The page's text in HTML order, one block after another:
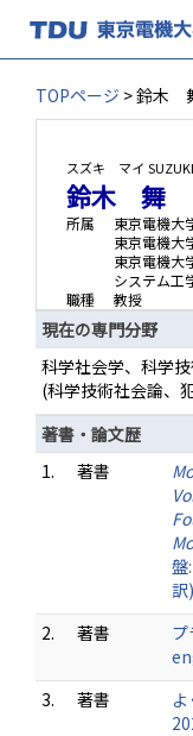
TOPページ > 鈴木
スズキ マイ
鈴木 舞
所属
東京電機大
東京電機大
東京電機大
システム工
職種
教授
現在の専門分野
科学社会学、科学
(科学技術社会論、
著書・論文歴
1.
著書
訳
2.
著書
3.
著書